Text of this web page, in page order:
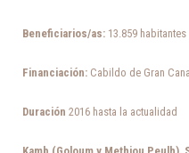
Beneficiarios/as: 13.859 habitantes
Financiación: Cabildo de Gran
Duración 2016 hasta la actualidad